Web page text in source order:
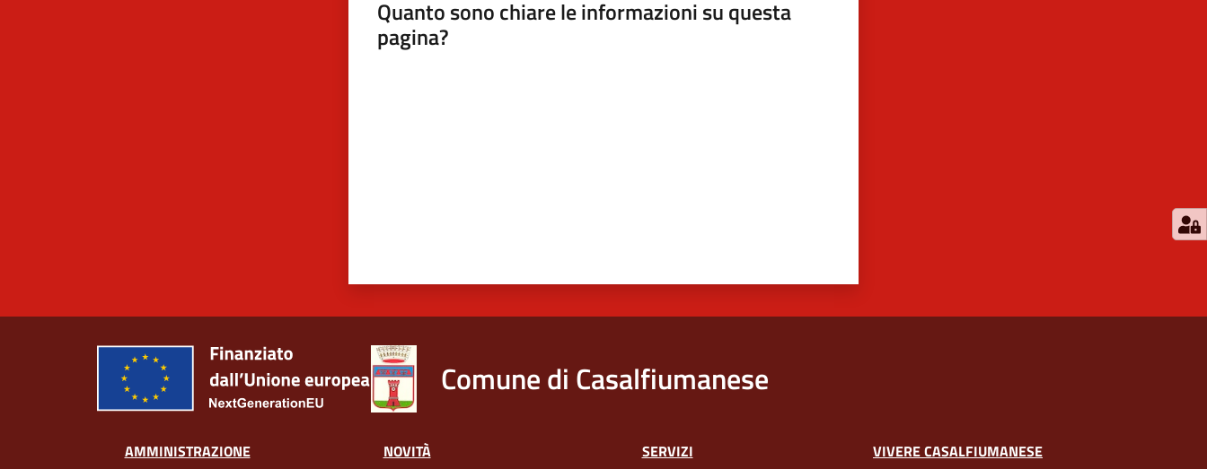
Quanto sono chiare le informazioni su questa
pagina?
Comune di Casalfiumanese
AMMINISTRAZIONE NOVITÀ SERVIZI VIVERE CASALFIUMANESE